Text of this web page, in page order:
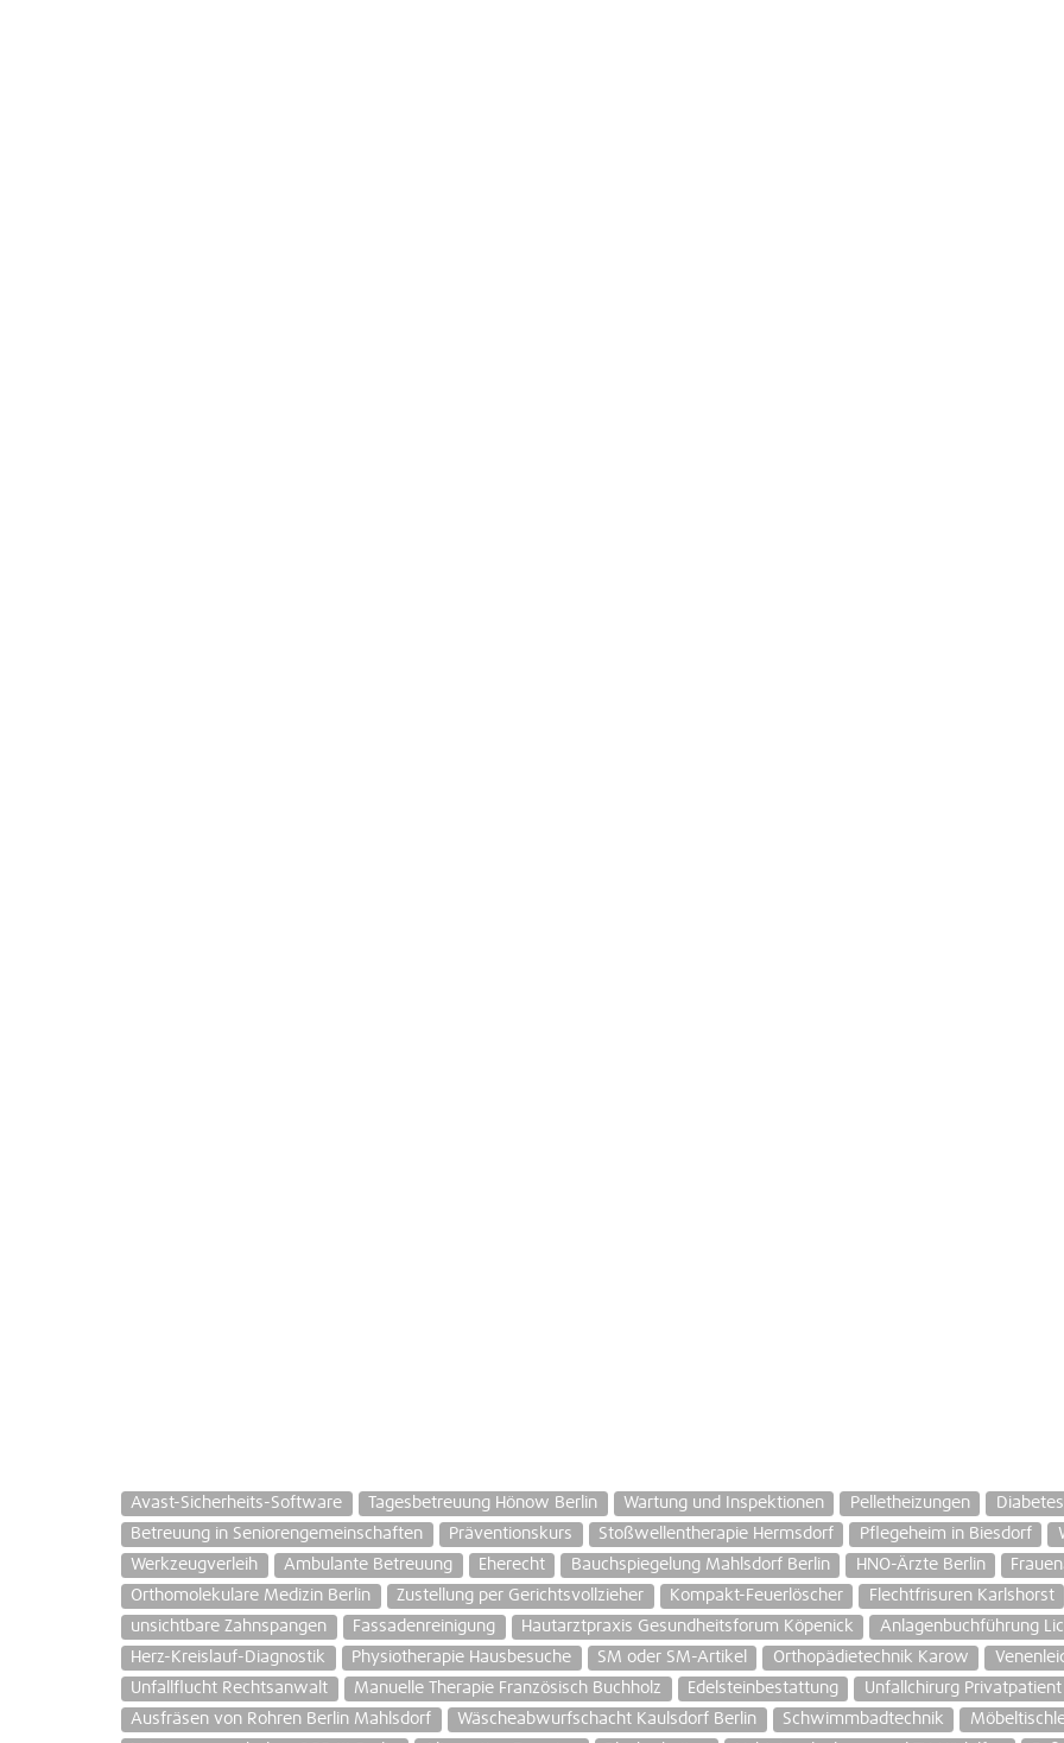
Avast-Sicherheits-Software Tagesbetreuung Hönow Berlin Wartung und Inspektionen Pelletheizungen
Betreuung in Seniorengemeinschaften
Präventionskurs Stoßwellentherapie Hermsdorf Pflegeheim in Biesdorf
Werkzeugverleih
Ambulante Betreuung Eherecht Bauchspiegelung Mahlsdorf Berlin HNO-Ärzte Berlin
Orthomolekulare Medizin Berlin
Zustellung per Gerichtsvollzieher Kompakt-Feuerlöscher Flechtfrisuren Karlshorst
unsichtbare Zahnspangen
Fassadenreinigung Hautarztpraxis Gesundheitsforum Köpenick Anlagenbuchführung
Herz-Kreislauf-Diagnostik
Physiotherapie Hausbesuche SM oder SM-Artikel Orthopädietechnik Karow
Unfallflucht Rechtsanwalt
Manuelle Therapie Französisch Buchholz Edelsteinbestattung Unfallchirurg
Ausfräsen von Rohren Berlin Mahlsdorf
Wäscheabwurfschacht Kaulsdorf Berlin Schwimmbadtechnik